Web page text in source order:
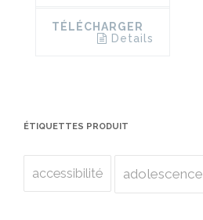
TÉLÉCHARGER
Details
ÉTIQUETTES PRODUIT
accessibilité adolescence